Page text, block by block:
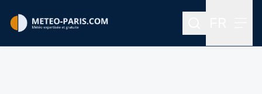
Rechercher